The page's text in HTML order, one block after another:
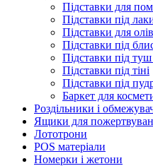
Підставки для
Підставки під
Підставки для
Підставки під
Підставки під туш
Підставки під тіні
Підставки під
Баркет для
Роздільники і
Ящики для
Лототрони
POS матеріали
Номерки і жетони